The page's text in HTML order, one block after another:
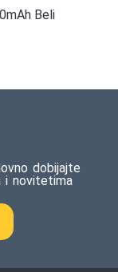
Beli
dobijajte
i novitetima